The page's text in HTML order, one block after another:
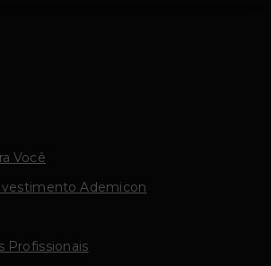
Você
Ademicon
Profissionais